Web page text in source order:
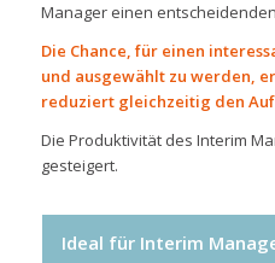
Manager einen
Die Chance, für einen
und ausgewählt zu werden,
reduziert gleichzeitig den
Die Produktivität des Interim
gesteigert.
Ideal für Interim